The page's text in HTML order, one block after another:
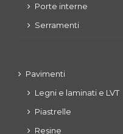
Porte interne
Serramenti
Pavimenti
Legni e laminati e LVT
Piastrelle
Resine